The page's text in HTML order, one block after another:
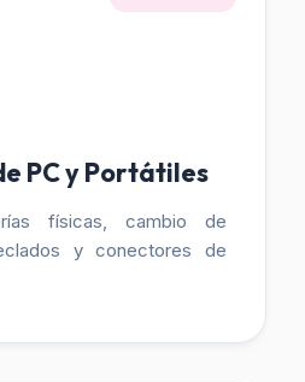
PC y Portátiles
físicas, cambio de
y conectores de